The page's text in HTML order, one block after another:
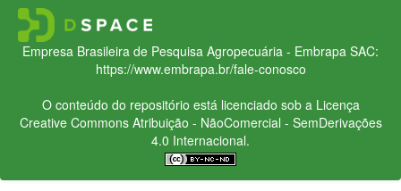
Empresa Brasileira de Pesquisa Agropecuária - Embrapa SAC:
https://www.embrapa.br/fale-conosco
O conteúdo do repositório está licenciado sob a Licença
Creative CommonsAtribuição - NãoComercial - SemDerivações
4.0 Internacional.